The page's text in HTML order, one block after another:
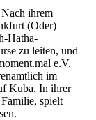
ihrem
(Oder)
Hatha-
zu leiten, und
e.V.
im
Kuba. In ihrer
spielt